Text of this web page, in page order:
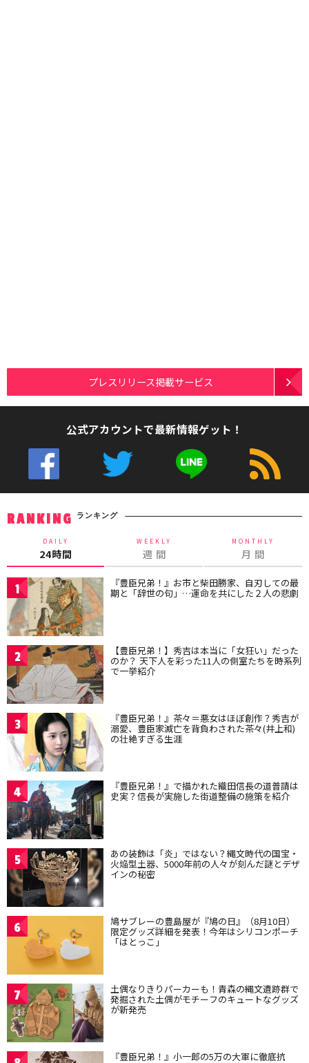
プレスリリース掲載サービス
公式アカウントで最新情報ゲット！
RANKING ランキング
DAILY
24時間
WEEKLY
週 間
MONTHLY
月 間
1 『豊臣兄弟！』お市と柴田勝家、自刃しての最
期と「辞世の句」…運命を共にした２人の悲劇
2 【豊臣兄弟！】秀吉は本当に「女狂い」だった
のか？ 天下人を彩った11人の側室たちを時系列
で一挙紹介
3 『豊臣兄弟！』茶々＝悪女はほぼ創作？秀吉が
溺愛、豊臣家滅亡を背負わされた茶々(井上和)
の壮絶すぎる生涯
4 『豊臣兄弟！』で描かれた織田信長の道普請は
史実？信長が実施した街道整備の施策を紹介
5 あの装飾は「炎」ではない？縄文時代の国宝・
火焔型土器、5000年前の人々が刻んだ謎とデザ
インの秘密
6 鳩サブレーの豊島屋が『鳩の日』（8月10日）
限定グッズ詳細を発表！今年はシリコンポーチ
「はとっこ」
7 土偶なりきりパーカーも！青森の縄文遺跡群で
発掘された土偶がモチーフのキュートなグッズ
が新発売
『豊臣兄弟！』小一郎の5万の大軍に徹底抗